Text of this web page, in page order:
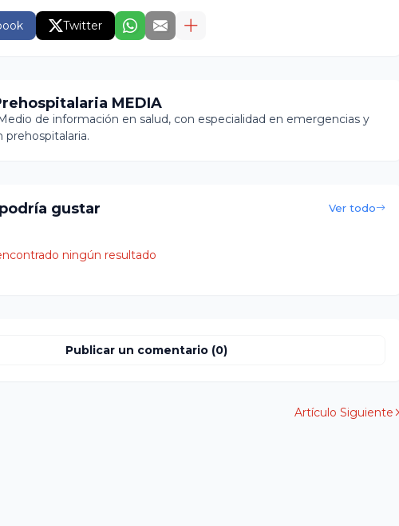
Twitter
MEDIA
de información en salud, con especialidad en emergencias y
prehospitalaria.
gustar Ver todo
ningún resultado
Publicar un comentario (0)
Artículo Siguiente